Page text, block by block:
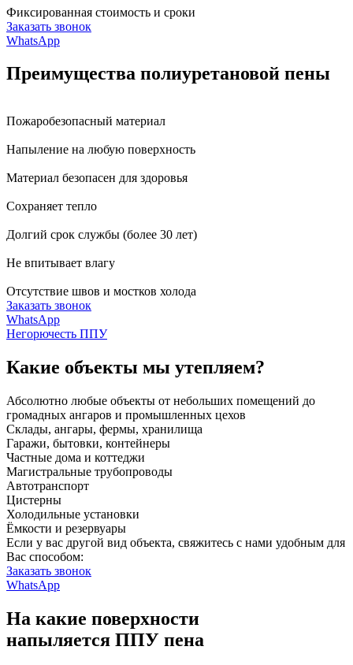
Фиксированная стоимость и сроки
Заказать звонок
WhatsApp
Преимущества полиуретановой пены
Пожаробезопасный материал
Напыление на любую поверхность
Материал безопасен для здоровья
Сохраняет тепло
Долгий срок службы (более 30 лет)
Не впитывает влагу
Отсутствие швов и мостков холода
Заказать звонок
WhatsApp
Негорючесть ППУ
Какие объекты мы утепляем?
Абсолютно любые объекты от небольших помещений до
громадных ангаров и промышленных цехов
Склады, ангары, фермы, хранилища
Гаражи, бытовки, контейнеры
Частные дома и коттеджи
Магистральные трубопроводы
Автотранспорт
Цистерны
Холодильные установки
Ёмкости и резервуары
Если у вас другой вид объекта, свяжитесь с нами удобным для
Вас способом:
Заказать звонок
WhatsApp
На какие поверхности
напыляется ППУ пена